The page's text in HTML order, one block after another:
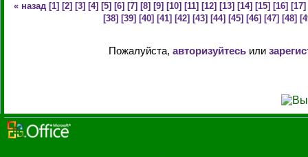
« назад [1] [2] [3] [4] [5] [6] [7] [8] [9] [10] [11] [12] [13] [14] [15] [16] [17]
[38] [39] [40] [41] [42] [43] [44] [45] [46] [47] [48]
Пожалуйста, авторизуйтесьили